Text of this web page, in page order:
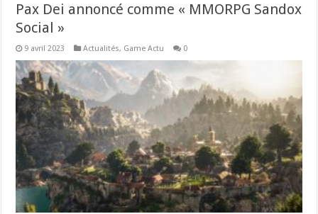
Pax Dei annoncé comme « MMORPG Sandox
Social »
9 avril 2023 Actualités, Game Actu 0